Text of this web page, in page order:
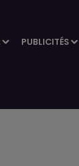
PUBLICITÉS